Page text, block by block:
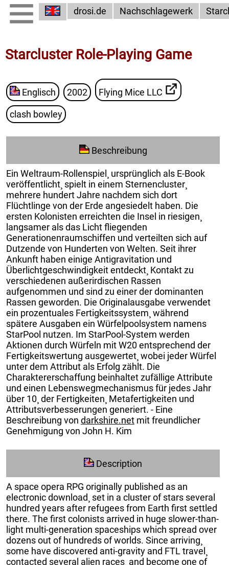
drosi.de Nachschlagewerk
Starcluster Role-Playing Game
Englisch 2002 Flying Mice LLC
clash bowley
Beschreibung
Ein Weltraum-Rollenspiel¸ ursprünglich als E-Book
veröffentlicht¸ spielt in einem Sternencluster¸
mehrere hundert Jahre nachdem sich dort
Flüchtlinge von der Erde angesiedelt haben. Die
ersten Kolonisten erreichten die Insel in riesigen¸
langsamer als das Licht fliegenden
Generationenraumschiffen und verteilten sich auf
Dutzende von Hunderten von Welten. Seit ihrer
Ankunft haben einige Antigravitation und
Überlichtgeschwindigkeit entdeckt¸ Kontakt zu
verschiedenen außerirdischen Rassen
aufgenommen und sind zu einer der dominanten
Rassen geworden. Die Originalausgabe verwendet
ein prozentuales Fertigkeitssystem¸ während
spätere Ausgaben ein Würfelpoolsystem namens
StarPool nutzen. Im StarPool-System werden
Aktionen durch Würfeln mit W20 entsprechend der
Fertigkeitswertung ausgewertet¸ wobei jeder Würfel
unter dem Attribut als Erfolg zählt. Die
Charaktererschaffung beinhaltet zufällige Attribute
und einen Lebenswegmechanismus für jedes Jahr
über 10¸ der Fertigkeiten¸ Metafertigkeiten und
Attributsverbesserungen generiert. - Eine
Beschreibung von darkshire.net mit freundlicher
Genehmigung von John H. Kim
Description
A space opera RPG originally published as an
electronic download¸ set in a cluster of stars several
hundred years after refugees from Earth first settled
there. The first colonists arrived in huge slower-than-
light multi-generation spaceships which spread over
dozens out of hundreds of worlds. Since arriving¸
some have discovered anti-gravity and FTL travel¸
contacted several alien races¸ and become one of